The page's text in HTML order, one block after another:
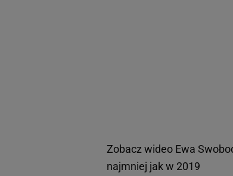
Zobacz wideo Ewa
najmniej jak w 2019